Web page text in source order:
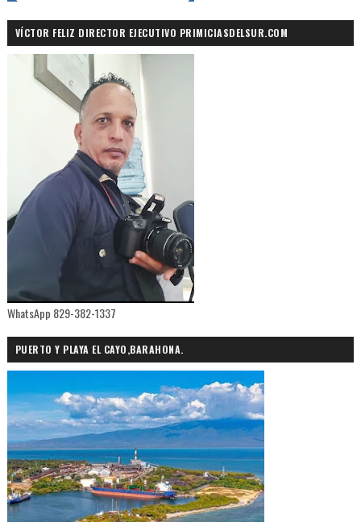
VÍCTOR FELIZ DIRECTOR EJECUTIVO PRIMICIASDELSUR.COM
WhatsApp 829-382-1337
PUERTO Y PLAYA EL CAYO,BARAHONA.